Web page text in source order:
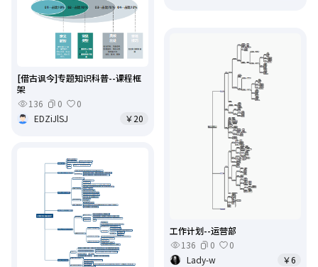
[借古讽今]专题知识科普--课程框
架
136
0
0
EDZiJlSJ
￥20
工作计划--运营部
136
0
0
Lady-w
￥6